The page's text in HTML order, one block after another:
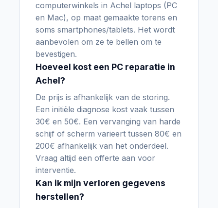
computerwinkels in Achel laptops (PC
en Mac), op maat gemaakte torens en
soms smartphones/tablets. Het wordt
aanbevolen om ze te bellen om te
bevestigen.
Hoeveel kost een PC reparatie in
Achel?
De prijs is afhankelijk van de storing.
Een initiële diagnose kost vaak tussen
30€ en 50€. Een vervanging van harde
schijf of scherm varieert tussen 80€ en
200€ afhankelijk van het onderdeel.
Vraag altijd een offerte aan voor
interventie.
Kan ik mijn verloren gegevens
herstellen?